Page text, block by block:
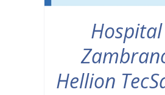
Hospital
Hellion